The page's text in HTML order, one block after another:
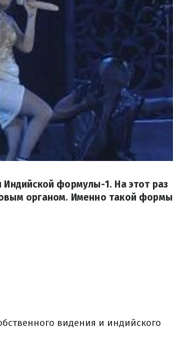
формулы-1. На этот раз
органом. Именно такой формы
видения и индийского